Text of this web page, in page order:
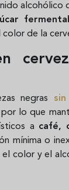
alcohólico
color de la
negras
lo que
a café,
mínima o
el color y el